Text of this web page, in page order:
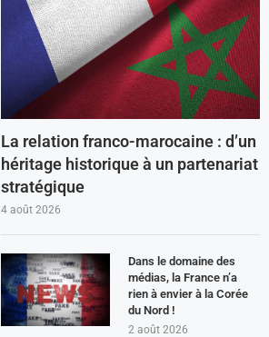
La relation franco-marocaine : d’un
héritage historique à un partenariat
stratégique
4 août 2026
Dans le domaine des
médias, la France n’a
rien à envier à la Corée
du Nord !
2 août 2026